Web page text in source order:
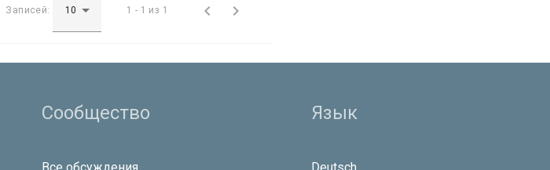
Записей: 1 - 1 из 1  
Сообщество Язык